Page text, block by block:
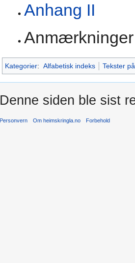
Anhang II
Kategorier: Alfabetisk indeks Tekster
Denne siden ble sist
Personvern Om heimskringla.no Forbehold